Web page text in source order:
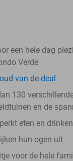
een hele dag
Verde
van de deal
130
en de
eten en drinken
hun ogen uit
voor de hele